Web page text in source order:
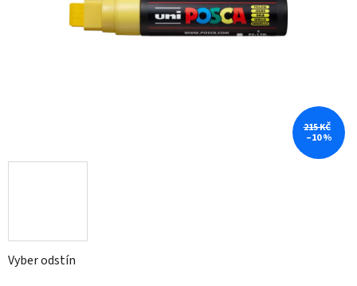
Vyber odstín
215 KČ
–10 %